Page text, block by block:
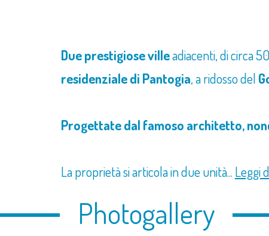
Due prestigiose villeadiacenti, di circa
residenziale di Pantogia, a ridosso del
Progettate dal famoso architetto,
La proprietà si articola in due unità... Leggi
Photogallery